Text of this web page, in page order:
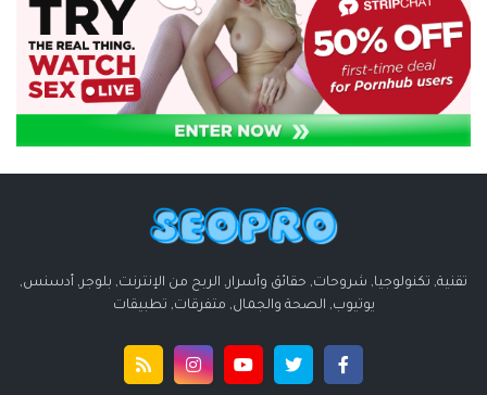
تقنية, تكنولوجيا, شروحات, حقائق وأسرار, الربح من الإنترنت, بلوجر, أدسنس,
يوتيوب, الصحة والجمال, متفرقات, تطبيقات